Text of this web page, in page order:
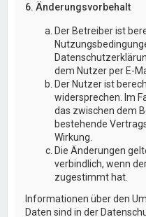
6. Änderungsvorbehalt
Der Betreiber ist
dem Nutzer per E-
Der Nutzer ist
widersprechen. Im
das zwischen dem
bestehende
Wirkung.
Die Änderungen
verbindlich, wenn
zugestimmt hat.
Informationen über den
Daten sind in der